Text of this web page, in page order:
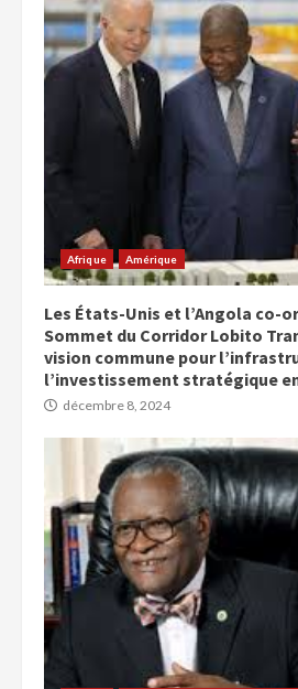
Afrique Amérique
Les États-Unis et l’Angola co-
Sommet du Corridor Lobito
vision commune pour
l’investissement stratégique
décembre 8, 2024